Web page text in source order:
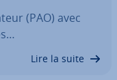
(PAO) avec
Lire la suite